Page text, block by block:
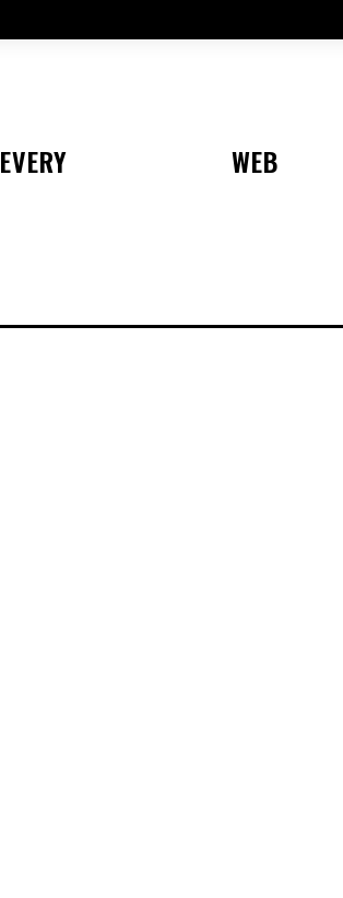
EVERY WEB